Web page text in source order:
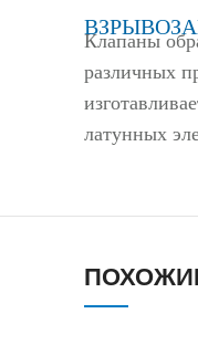
Клапаны
различных
латунных